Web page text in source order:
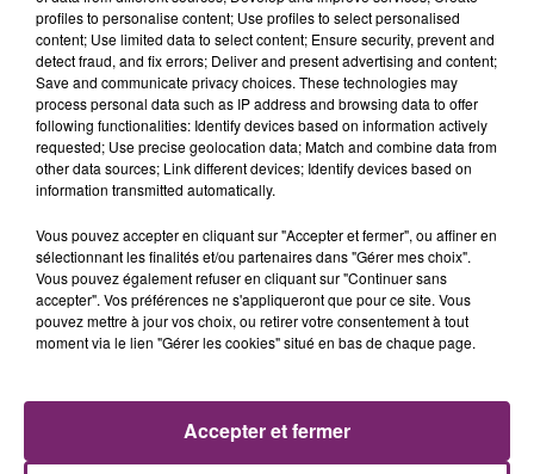
La préfecture de l’Aude a appelé les populations à
rester confinées à l’intérieur des habitations, sauf
ordre d'évacuation des pompiers. 1 500 pompiers sont
mobilisés sur place, assistés de Canadair, de plusieurs
Dash, aussi.
Le département de l’Aude, placé en vigilance rouge
pour le risque d’incendie, à cause de la chaleur et du
vent.
La Bulle - Guinguette éphémère
profiles to personalise content; Use profiles to select personalised
content; Use limited data to select content; Ensure security, prevent and
detect fraud, and fix errors; Deliver and present advertising and content;
Save and communicate privacy choices. These technologies may
process personal data such as IP address and browsing data to offer
following functionalities: Identify devices based on information actively
requested; Use precise geolocation data; Match and combine data from
other data sources; Link different devices; Identify devices based on
information transmitted automatically.
Vous pouvez accepter en cliquant sur "Accepter et fermer", ou affiner en
sélectionnant les finalités et/ou partenaires dans "Gérer mes choix".
Vous pouvez également refuser en cliquant sur "Continuer sans
accepter". Vos préférences ne s'appliqueront que pour ce site. Vous
pouvez mettre à jour vos choix, ou retirer votre consentement à tout
moment via le lien "Gérer les cookies" situé en bas de chaque page.
Accepter et fermer